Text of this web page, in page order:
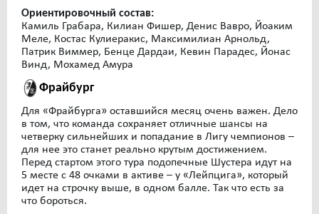
Ориентировочный состав:
Камиль Грабара, Килиан Фишер, Денис Вавро, Йоаким
Меле, Костас Кулиеракис, Максимилиан Арнольд,
Патрик Виммер, Бенце Дардаи, Кевин Парадес, Йонас
Винд, Мохамед Амура
Фрайбург
Для «Фрайбурга» оставшийся месяц очень важен. Дело
в том, что команда сохраняет отличные шансы на
четверку сильнейших и попадание в Лигу чемпионов –
для нее это станет реально крутым достижением.
Перед стартом этого тура подопечные Шустера идут на
5 месте с 48 очками в активе – у «Лейпцига», который
идет на строчку выше, в одном балле. Так что есть за
что бороться.